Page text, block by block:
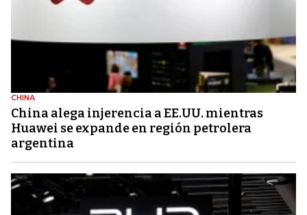
CHINA
China alega injerencia a EE.UU. mientras
Huawei se expande en región petrolera
argentina